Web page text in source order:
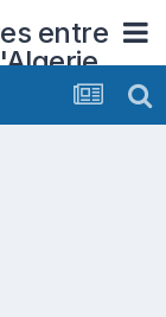
entre